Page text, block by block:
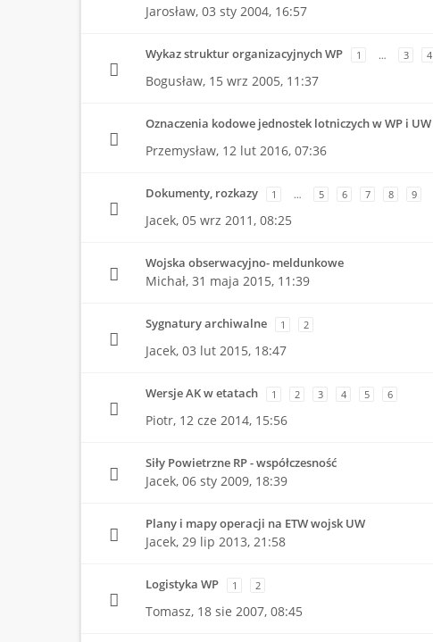
Jarosław, 03 sty 2004, 16:57
Wykaz struktur organizacyjnych WP 1 … 3 4
Bogusław, 15 wrz 2005, 11:37
Oznaczenia kodowe jednostek lotniczych w WP i UW
Przemysław, 12 lut 2016, 07:36
Dokumenty, rozkazy 1 … 5 6 7 8 9
Jacek, 05 wrz 2011, 08:25
Wojska obserwacyjno- meldunkowe
Michał, 31 maja 2015, 11:39
Sygnatury archiwalne 1 2
Jacek, 03 lut 2015, 18:47
Wersje AK w etatach 1 2 3 4 5 6
Piotr, 12 cze 2014, 15:56
Siły Powietrzne RP - współczesność
Jacek, 06 sty 2009, 18:39
Plany i mapy operacji na ETW wojsk UW
Jacek, 29 lip 2013, 21:58
Logistyka WP 1 2
Tomasz, 18 sie 2007, 08:45